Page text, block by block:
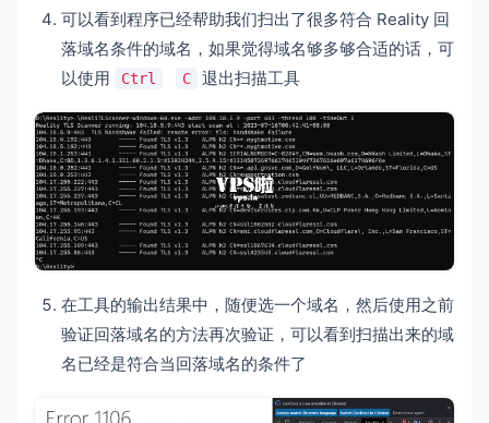
可以看到程序已经帮助我们扫出了很多符合 Reality 回
落域名条件的域名，如果觉得域名够多够合适的话，可
以使用
Ctrl C 退出扫描工具
在工具的输出结果中，随便选一个域名，然后使用之前
验证回落域名的方法再次验证，可以看到扫描出来的域
名已经是符合当回落域名的条件了